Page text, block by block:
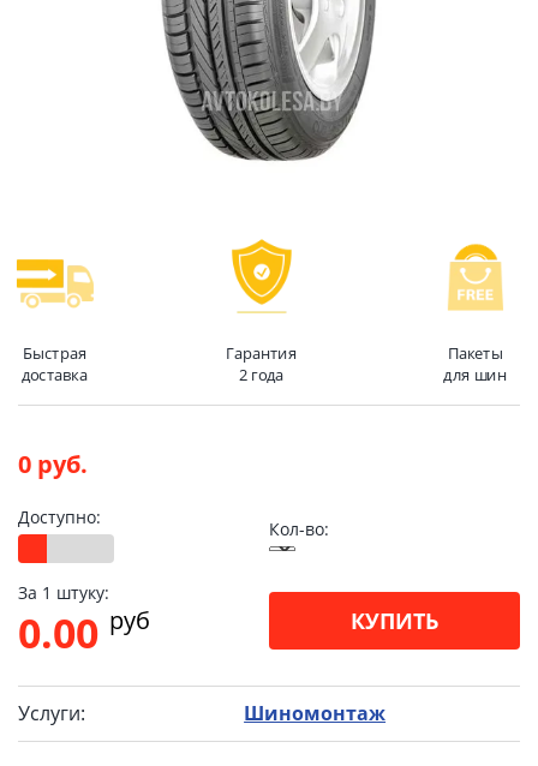
Быстрая
доставка
Гарантия
2 года
Пакеты
для шин
0 руб.
Доступно:
Кол-во:
За 1 штуку:
0.00 pуб КУПИТЬ
Услуги: Шиномонтаж